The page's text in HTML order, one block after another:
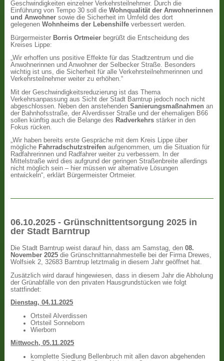
Geschwindigkeiten einzelner Verkehrsteilnehmer. Durch die
Einführung von Tempo 30 soll dieWohnqualität der Anwohnerinnen
und Anwohner sowie die Sicherheit im Umfeld des dort
gelegenenWohnheims der Lebenshilfe verbessert werden.
Bürgermeister Borris Ortmeier begrüßt die Entscheidung des
Kreises Lippe:
„Wir erhoffen uns positive Effekte für das Stadtzentrum und die
Anwohnerinnen und Anwohner der Selbecker Straße. Besonders
wichtig ist uns, die Sicherheit für alle Verkehrsteilnehmerinnen und
Verkehrsteilnehmer weiter zu erhöhen.“
Mit der Geschwindigkeitsreduzierung ist das Thema
Verkehrsanpassung aus Sicht der Stadt Barntrup jedoch noch nicht
abgeschlossen. Neben den anstehendenSanierungsmaßnahmen an
der Bahnhofsstraße, der Alverdisser Straße und der ehemaligen B66
sollen künftig auch die Belange des Radverkehrs stärker in den
Fokus rücken.
„Wir haben bereits erste Gespräche mit dem Kreis Lippe über
mögliche Fahrradschutzstreifen aufgenommen, um die Situation für
Radfahrerinnen und Radfahrer weiter zu verbessern. In der
Mittelstraße wird dies aufgrund der geringen Straßenbreite allerdings
nicht möglich sein – hier müssen wir alternative Lösungen
entwickeln“, erklärt Bürgermeister Ortmeier.
06.10.2025 - Grünschnittentsorgung 2025 in
der Stadt Barntrup
Die Stadt Barntrup weist darauf hin, dass am Samstag, den08.
November 2025 die Grünschnittannahmestelle bei der Firma Drewes,
Wolfsiek 2, 32683 Barntrup letztmalig in diesem Jahr geöffnet hat.
Zusätzlich wird darauf hingewiesen, dass in diesem Jahr die Abholung
der Grünabfälle von den privaten Hausgrundstücken wie folgt
stattfindet:
Dienstag, 04.11.2025
Ortsteil Alverdissen
Ortsteil Sonneborn
Wierborn
Mittwoch, 05.11.2025
komplette Siedlung Bellenbruch mit allen davon abgehenden